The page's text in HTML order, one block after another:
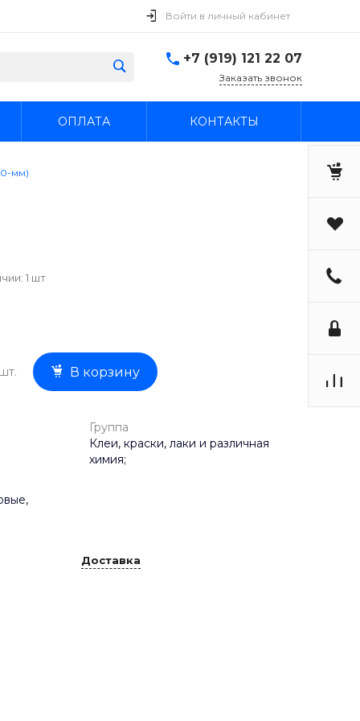
Войти в личный кабинет
+7 (919) 121 22 07
Заказать звонок
ОПЛАТА КОНТАКТЫ
мм)
1 шт
шт. В корзину
Группа
Клеи, краски, лаки и различная
химия;
Доставка